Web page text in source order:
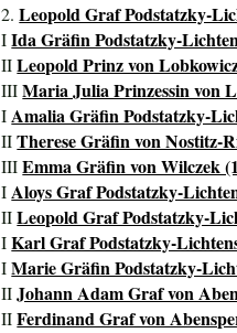
2.Leopold Graf Podstatzky-
IIda Gräfin Podstatzky-
IILeopold Prinz von
IIIMaria Julia Prinzessin von
IAmalia Gräfin Podstatzky-
IITherese Gräfin von Nostitz-
IIIEmma Gräfin von Wilczek
IAloys Graf Podstatzky-
IILeopold Graf Podstatzky-
IKarl Graf Podstatzky-
IMarie Gräfin Podstatzky-
IIJohann Adam Graf von
IIFerdinand Graf von